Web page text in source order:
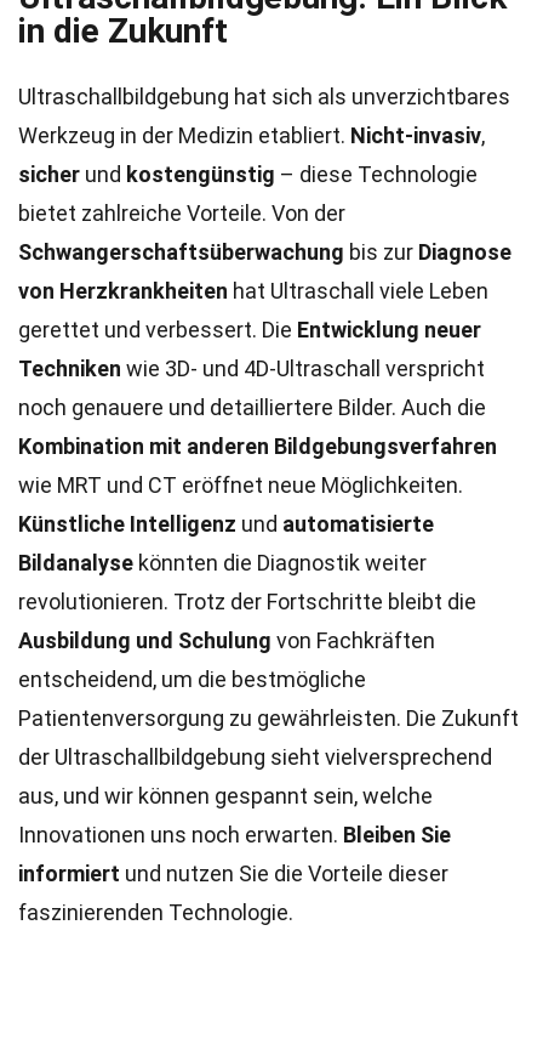
in die Zukunft
Ultraschallbildgebung hat sich als unverzichtbares
Werkzeug in der Medizin etabliert. Nicht-invasiv,
sicher und kostengünstig – diese Technologie
bietet zahlreiche Vorteile. Von der
Schwangerschaftsüberwachung bis zur Diagnose
von Herzkrankheiten hat Ultraschall viele Leben
gerettet und verbessert. Die Entwicklung neuer
Techniken wie 3D- und 4D-Ultraschall verspricht
noch genauere und detailliertere Bilder. Auch die
Kombination mit anderen Bildgebungsverfahren
wie MRT und CT eröffnet neue Möglichkeiten.
Künstliche Intelligenz und automatisierte
Bildanalyse könnten die Diagnostik weiter
revolutionieren. Trotz der Fortschritte bleibt die
Ausbildung und Schulung von Fachkräften
entscheidend, um die bestmögliche
Patientenversorgung zu gewährleisten. Die Zukunft
der Ultraschallbildgebung sieht vielversprechend
aus, und wir können gespannt sein, welche
Innovationen uns noch erwarten. Bleiben Sie
informiert und nutzen Sie die Vorteile dieser
faszinierenden Technologie.